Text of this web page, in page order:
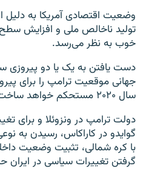
وضعیت اقتصادی آمریکا به دلیل
تولید ناخالص ملی و افزایش
خوب به نظر می‌رسد.
دست یافتن به یک یا دو
جهانی موقعیت ترامپ را برای
سال ۲۰۲۰ مستحکم خواهد ساخت.
دولت ترامپ در ونزوئلا و برای
گوایدو در کاراکاس، رسیدن به
با کره شمالی، تثبیت وضعیت
گرفتن تغییرات سیاسی در